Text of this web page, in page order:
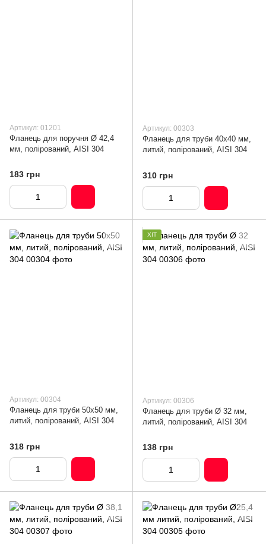
Артикул: 01201
Фланець для поручня Ø 42,4
мм, полірований, AISI 304
183 грн
Артикул: 00303
Фланець для труби 40х40 мм,
литий, полірований, AISI 304
310 грн
Артикул: 00304
Фланець для труби 50х50 мм,
литий, полірований, AISI 304
318 грн
ХІТ
Артикул: 00306
Фланець для труби Ø 32 мм,
литий, полірований, AISI 304
138 грн